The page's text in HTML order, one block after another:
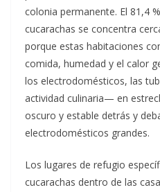
colonia permanente. El 81,4
cucarachas se concentra
porque estas habitaciones
comida, humedad y el calor
los electrodomésticos, las
actividad culinaria— en
oscuro y estable detrás y
electrodomésticos grandes.
Los lugares de refugio
cucarachas dentro de las